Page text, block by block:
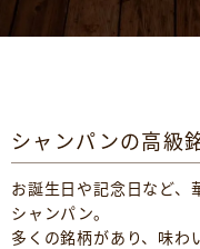
シャンパンの高級
お誕生日や記念日など、
シャンパン。
多くの銘柄があり、味わ